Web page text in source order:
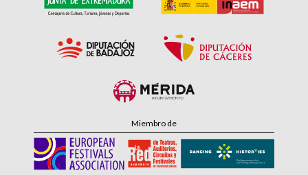
Miembro de